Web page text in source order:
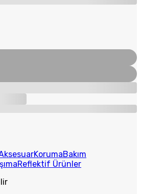
KorumaBakım
Reflektif Ürünler